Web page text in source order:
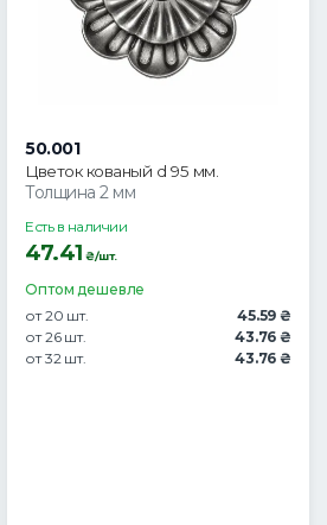
50.001
Цветок кованый d 95 мм.
Толщина 2 мм
Есть в наличии
47.41 ₴/шт.
Оптом дешевле
от 20 шт.
45.59 ₴
от 26 шт.
43.76 ₴
от 32 шт.
43.76 ₴